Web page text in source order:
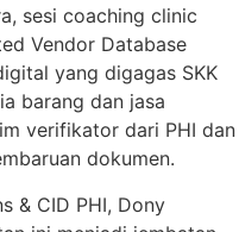
sesi coaching clinic
Vendor Database
yang digagas SKK
barang dan jasa
verifikator dari PHI dan
dokumen.
& CID PHI, Dony